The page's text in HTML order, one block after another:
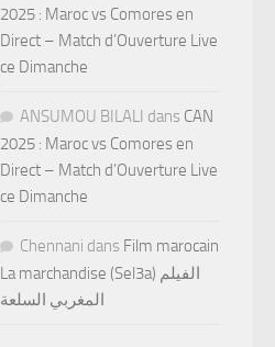
2025 : Maroc vs Comores en
Direct – Match d’Ouverture Live
ce Dimanche
ANSUMOU BILALI dans CAN
2025 : Maroc vs Comores en
Direct – Match d’Ouverture Live
ce Dimanche
Chennani dans Film marocain
La marchandise (Sel3a) الفيلم
المغربي السلعة